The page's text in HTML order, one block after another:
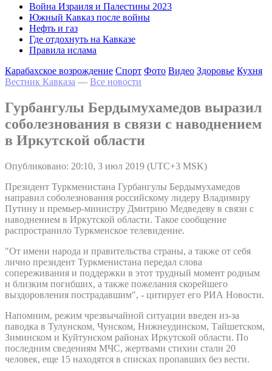
Война Израиля и Палестины 2023
Южный Кавказ после войны
Нефть и газ
Где отдохнуть на Кавказе
Правила ислама
Карабахское возрождение Спорт Фото Видео Здоровье Кухня
Вестник Кавказа — Все новости
Гурбангулы Бердымухамедов выразил
соболезнования в связи с наводнением
в Иркутской области
Опубликовано: 20:10, 3 июл 2019 (UTC+3 MSK)
Президент Туркменистана Гурбангулы Бердымухамедов
направил соболезнования российскому лидеру Владимиру
Путину и премьер-министру Дмитрию Медведеву в связи с
наводнением в Иркутской области. Такое сообщение
распространило Туркменское телевидение.
"От имени народа и правительства страны, а также от себя
лично президент Туркменистана передал слова
сопереживания и поддержки в этот трудный момент родным
и близким погибших, а также пожелания скорейшего
выздоровления пострадавшим", - цитирует его РИА Новости.
Напомним, режим чрезвычайной ситуации введен из-за
паводка в Тулунском, Чунском, Нижнеудинском, Тайшетском,
Зиминском и Куйтунском районах Иркутской области. По
последним сведениям МЧС, жертвами стихии стали 20
человек, еще 15 находятся в списках пропавших без вести.